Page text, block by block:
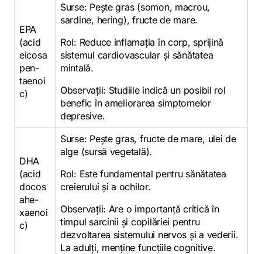
EPA
(acid
eicosa
pen-
taenoi
c)
Surse: Pește gras (somon, macrou,
sardine, hering), fructe de mare.
Rol: Reduce inflamația în corp, sprijină
sistemul cardiovascular și sănătatea
mintală.
Observații: Studiile indică un posibil rol
benefic în ameliorarea simptomelor
depresive.
DHA
(acid
docos
ahe-
xaenoi
c)
Surse: Pește gras, fructe de mare, ulei de
alge (sursă vegetală).
Rol: Este fundamental pentru sănătatea
creierului și a ochilor.
Observații: Are o importanță critică în
timpul sarcinii și copilăriei pentru
dezvoltarea sistemului nervos și a vederii.
La adulți, menține funcțiile cognitive.